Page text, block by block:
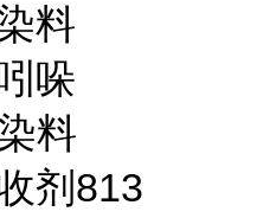
料
哚
料
剂813